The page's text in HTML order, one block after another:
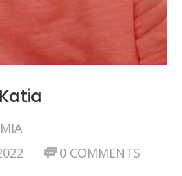
0 COMMENTS